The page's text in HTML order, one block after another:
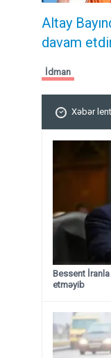
Altay
davam
İdman
Xəbər
Bessent
etməyib